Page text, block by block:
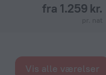
fra 1.259 kr.
Vis alle værelser